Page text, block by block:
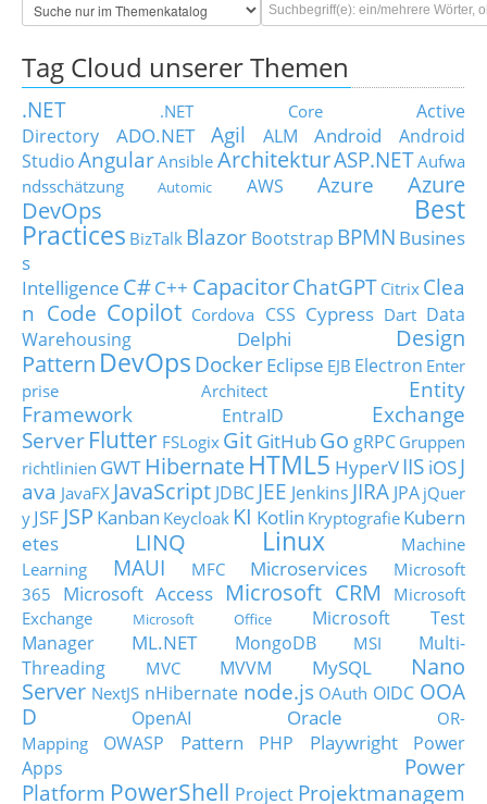
Tag Cloud unserer Themen
.NET .NET Core
Active
Directory
ADO.NET Agil ALM Android
Android
StudioAngularAnsible ArchitekturASP.NETAufwa
ndsschätzung
Automic AWS Azure
Azure
DevOps
Best
Practices BizTalk Blazor Bootstrap BPMN Busines
s
Intelligence C#C++ CapacitorChatGPT Citrix Clea
n Code Copilot Cordova CSS Cypress Dart Data
Warehousing
Delphi
Design
Pattern DevOps DockerEclipse EJB Electron Enter
prise Architect
Entity
Framework
EntraID
Exchange
Server Flutter FSLogix Git GitHubGo gRPC Gruppen
richtlinien GWT HibernateHTML5 HyperVIIS iOSJ
ava JavaFX JavaScript JDBC JEE Jenkins JIRA JPA jQuer
y JSF JSP Kanban Keycloak KI Kotlin Kryptografie Kubern
etes
LINQ Linux
Machine
Learning
MAUI MFC Microservices
Microsoft
365
Microsoft Access Microsoft CRM
Microsoft
Exchange
Microsoft Office
Microsoft Test
Manager
ML.NET MongoDB MSI
Multi-
Threading
MVC MVVM MySQL
Nano
Server NextJS nHibernate node.js OAuth OIDC OOA
D
OpenAI Oracle
OR-
Mapping
OWASP Pattern PHP Playwright
Power
Apps
Power
Platform PowerShell Project Projektmanagem